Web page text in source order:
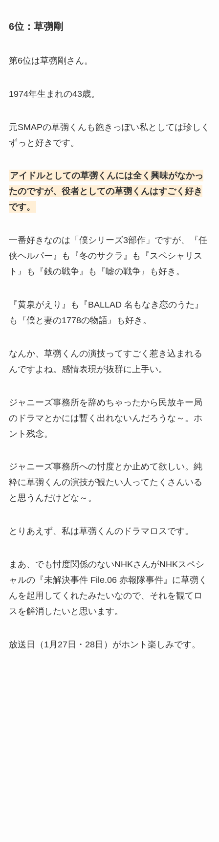
6位：草彅剛
第6位は草彅剛さん。
1974年生まれの43歳。
元SMAPの草彅くんも飽きっぽい私としては珍しく
ずっと好きです。
アイドルとしての草彅くんには全く興味がなかっ
たのですが、役者としての草彅くんはすごく好き
です。
一番好きなのは「僕シリーズ3部作」ですが、『任
侠ヘルパー』も『冬のサクラ』も『スペシャリス
ト』も『銭の戦争』も『嘘の戦争』も好き。
『黄泉がえり』も『BALLAD 名もなき恋のうた』
も『僕と妻の1778の物語』も好き。
なんか、草彅くんの演技ってすごく惹き込まれる
んですよね。感情表現が抜群に上手い。
ジャニーズ事務所を辞めちゃったから民放キー局
のドラマとかには暫く出れないんだろうな～。ホ
ント残念。
ジャニーズ事務所への忖度とか止めて欲しい。純
粋に草彅くんの演技が観たい人ってたくさんいる
と思うんだけどな～。
とりあえず、私は草彅くんのドラマロスです。
まあ、でも忖度関係のないNHKさんがNHKスペシ
ャルの『未解決事件 File.06 赤報隊事件』に草彅く
んを起用してくれたみたいなので、それを観てロ
スを解消したいと思います。
放送日（1月27日・28日）がホント楽しみです。